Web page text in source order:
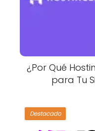
¿Por Qué
para Tu
Destacado